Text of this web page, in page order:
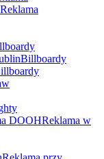
Reklama
Billboardy
DOOHReklama w